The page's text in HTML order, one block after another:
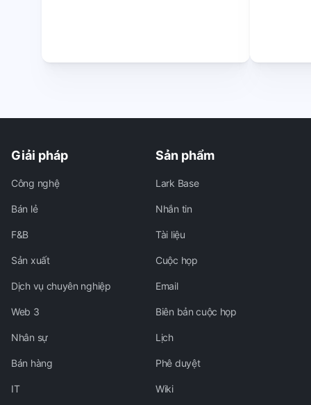
Giải pháp
Công nghệ
Bán lẻ
F&B
Sản xuất
Dịch vụ chuyên nghiệp
Web 3
Nhân sự
Bán hàng
IT
Sản phẩm
Lark Base
Nhắn tin
Tài liệu
Cuộc họp
Email
Biên bản cuộc họp
Lịch
Phê duyệt
Wiki